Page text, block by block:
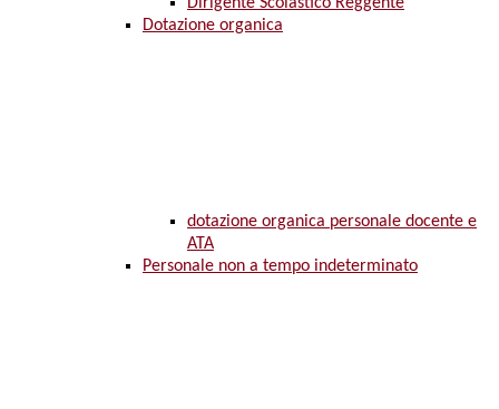
Dirigente Scolastico Reggente
Dotazione organica
dotazione organica personale docente e
ATA
Personale non a tempo indeterminato